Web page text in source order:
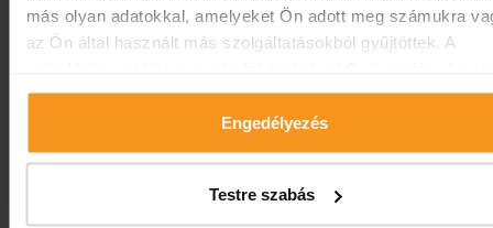
más olyan adatokkal, amelyeket Ön adott meg számukra
az Ön által használt más szolgáltatásokból gyűjtöttek. A
használatához.
Engedélyezés
Testre szabás
O HOTELU